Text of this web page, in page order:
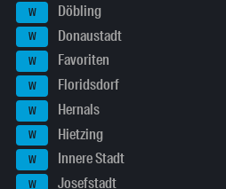
W Döbling
W Donaustadt
W Favoriten
W Floridsdorf
W Hernals
W Hietzing
W Innere Stadt
W Josefstadt